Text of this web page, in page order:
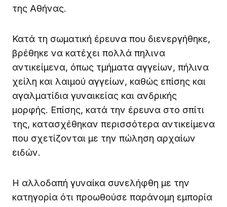
της Αθήνας.
Κατά τη σωματική έρευνα που διενεργήθηκε,
βρέθηκε να κατέχει πολλά πηλινα
αντικείμενα, όπως τμήματα αγγείων, πήλινα
χείλη και λαιμού αγγείων, καθώς επίσης και
αγαλματίδια γυναικείας και ανδρικής
μορφής. Επίσης, κατά την έρευνα στο σπίτι
της, κατασχέθηκαν περισσότερα αντικείμενα
που σχετίζονται με την πώληση αρχαίων
ειδών.
Η αλλοδαπή γυναίκα συνελήφθη με την
κατηγορία ότι προωθούσε παράνομη εμπορία